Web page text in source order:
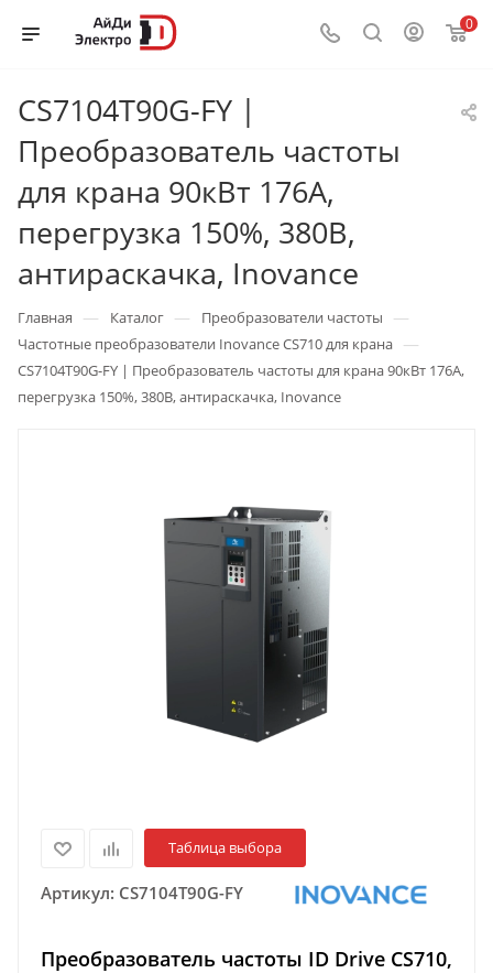
0
CS7104T90G-FY |
Преобразователь частоты
для крана 90кВт 176А,
перегрузка 150%, 380B,
антираскачка, Inovance
Главная — Каталог — Преобразователи частоты —
Частотные преобразователи Inovance CS710 для крана —
CS7104T90G-FY | Преобразователь частоты для крана 90кВт 176А,
перегрузка 150%, 380B, антираскачка, Inovance
Таблица выбора
Артикул: CS7104T90G-FY
Преобразователь частоты ID Drive CS710,